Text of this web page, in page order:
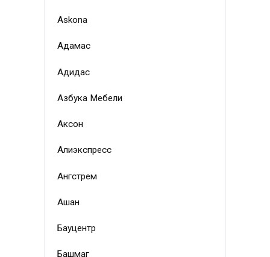
Askona
Адамас
Адидас
Азбука Мебели
Аксон
Алиэкспресс
Ангстрем
Ашан
Бауцентр
Башмаг